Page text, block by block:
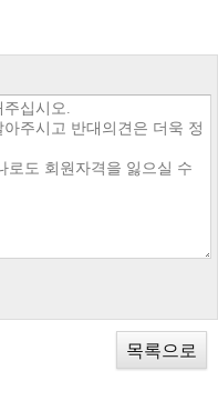
목록으로